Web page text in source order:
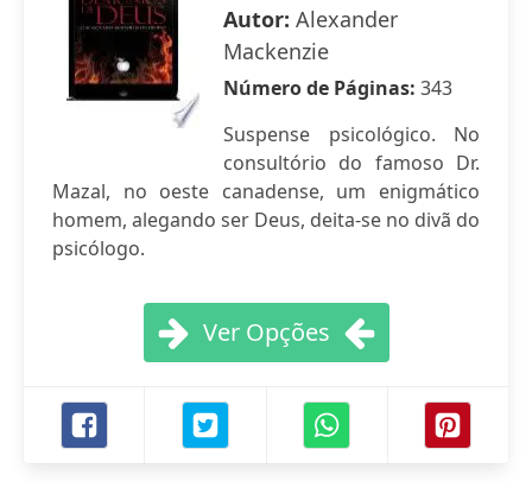
Autor: Alexander
Mackenzie
Número de Páginas: 343
Suspense psicológico. No
consultório do famoso Dr.
Mazal, no oeste canadense, um enigmático
homem, alegando ser Deus, deita-se no divã do
psicólogo.
Ver Opções